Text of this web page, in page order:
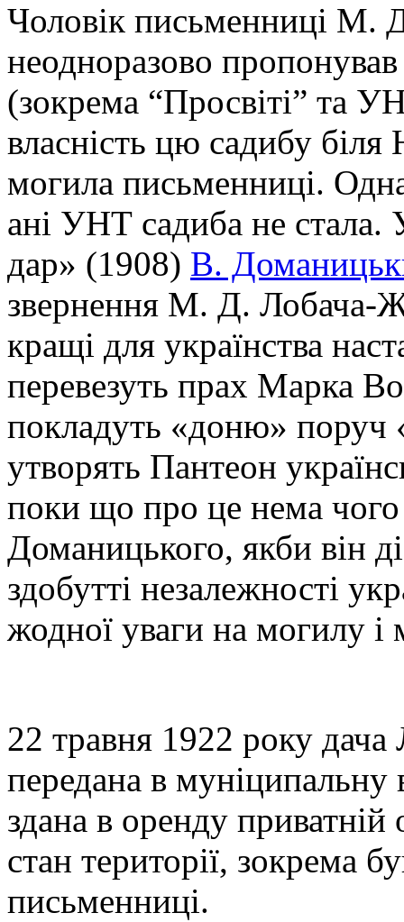
Чоловік письменниці М.
неодноразово
(зокрема “Просвіті” та
власність цю садибу біля
могила письменниці.
ані УНТ садиба не стала.
дар» (1908) В.
звернення М. Д. Лобача-
кращі для українства
перевезуть прах Марка
покладуть «доню» поруч
утворять Пантеон
поки що про це нема
Доманицького, якби він
здобутті незалежності
жодної уваги на могилу і
22 травня 1922 року дача
передана в муніципальну
здана в оренду
стан території, зокрема
письменниці.